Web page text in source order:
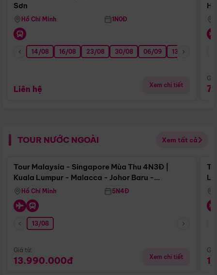
Sơn
Hồ Chí Minh 1N0Đ
14/08 16/08 23/08 30/08 06/09 13/09
Liên hệ Xem chi tiết
TOUR NƯỚC NGOÀI Xem tất cả
Điểm nổi bật
Tour Malaysia - Singapore Mùa Thu 4N3Đ |
Kuala Lumpur - Malacca - Johor Baru -
Singapore
Hồ Chí Minh 5N4Đ
13/08
Giá từ:
13.990.000đ Xem chi tiết